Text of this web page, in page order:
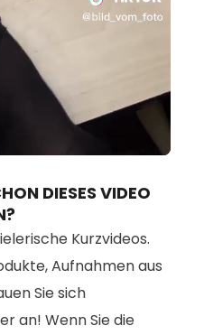
DIESES VIDEO
Kurzvideos.
Aufnahmen aus
Sie sich
an! Wenn Sie die